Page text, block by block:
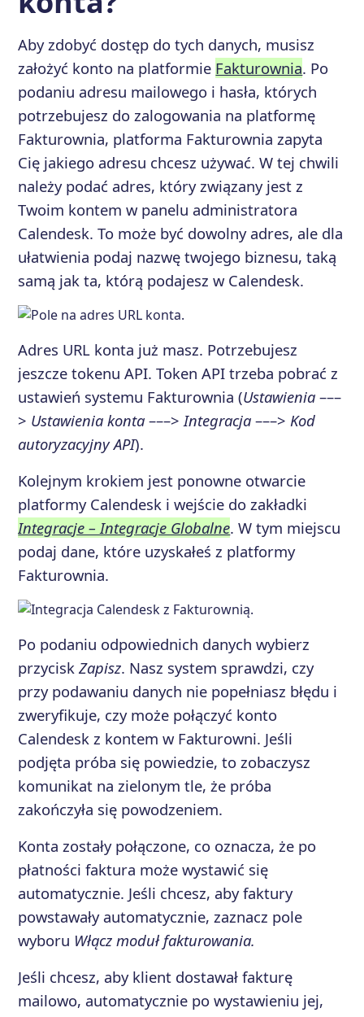
Aby zdobyć dostęp do tych danych, musisz
założyć konto na platformie Fakturownia. Po
podaniu adresu mailowego i hasła, których
potrzebujesz do zalogowania na platformę
Fakturownia, platforma Fakturownia zapyta
Cię jakiego adresu chcesz używać. W tej chwili
należy podać adres, który związany jest z
Twoim kontem w panelu administratora
Calendesk. To może być dowolny adres, ale dla
ułatwienia podaj nazwę twojego biznesu, taką
samą jak ta, którą podajesz w Calendesk.
Adres URL konta już masz. Potrzebujesz
jeszcze tokenu API. Token API trzeba pobrać z
ustawień systemu Fakturownia (Ustawienia –––
> Ustawienia konta –––> Integracja –––>Kod
autoryzacyjny API).
Kolejnym krokiem jest ponowne otwarcie
platformy Calendesk i wejście do zakładki
Integracje – Integracje Globalne. W tym miejscu
podaj dane, które uzyskałeś z platformy
Fakturownia.
Po podaniu odpowiednich danych wybierz
przyciskZapisz. Nasz system sprawdzi, czy
przy podawaniu danych nie popełniasz błędu i
zweryfikuje, czy może połączyć konto
Calendesk z kontem w Fakturowni. Jeśli
podjęta próba się powiedzie, to zobaczysz
komunikat na zielonym tle, że próba
zakończyła się powodzeniem.
Konta zostały połączone, co oznacza, że po
płatności faktura może wystawić się
automatycznie. Jeśli chcesz, aby faktury
powstawały automatycznie, zaznacz pole
wyboru Włącz moduł fakturowania.
Jeśli chcesz, aby klient dostawał fakturę
mailowo, automatycznie po wystawieniu jej,